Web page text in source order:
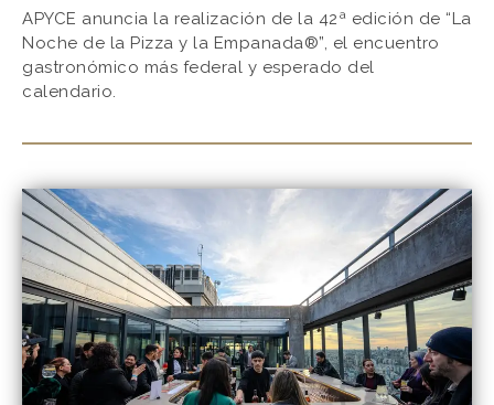
APYCE anuncia la realización de la 42ª edición de “La
Noche de la Pizza y la Empanada®”, el encuentro
gastronómico más federal y esperado del
calendario.